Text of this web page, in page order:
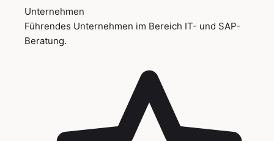
Unternehmen
Führendes Unternehmen im Bereich IT- und SAP-
Beratung.